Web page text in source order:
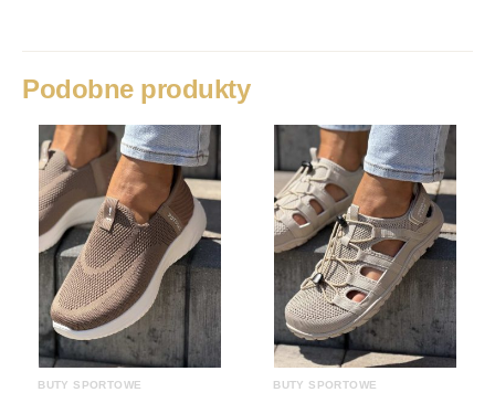
Podobne produkty
BUTY SPORTOWE BUTY SPORTOWE